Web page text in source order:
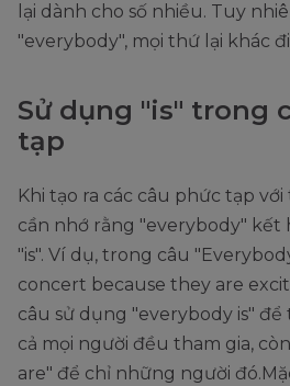
lại dành cho số nhiều. Tuy
"everybody", mọi thứ lại khác
Sử dụng "is" trong
tạp
Khi tạo ra các câu phức tạp
cần nhớ rằng "everybody"
"is". Ví dụ, trong câu
concert because they are
câu sử dụng "everybody is"
cả mọi người đều tham gia,
are" để chỉ những người